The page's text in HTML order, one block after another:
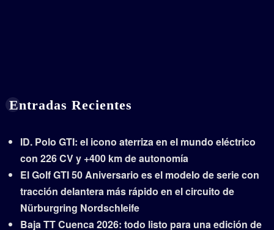
Entradas Recientes
ID. Polo GTI: el icono aterriza en el mundo eléctrico
con 226 CV y +400 km de autonomía
El Golf GTI 50 Aniversario es el modelo de serie con
tracción delantera más rápido en el circuito de
Nürburgring Nordschleife
Baja TT Cuenca 2026: todo listo para una edición de